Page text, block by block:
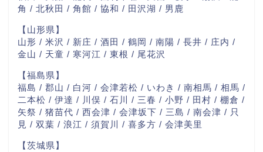
角 / 北秋田 / 角館 / 協和 / 田沢湖 / 男鹿
【山形県】
山形 / 米沢 / 新庄 / 酒田 / 鶴岡 / 南陽 / 長井 / 庄内 /
金山 / 天童 / 寒河江 / 東根 / 尾花沢
【福島県】
福島 / 郡山 / 白河 / 会津若松 / いわき / 南相馬 / 相馬 /
二本松 / 伊達 / 川俣 / 石川 / 三春 / 小野 / 田村 / 棚倉 /
矢祭 / 猪苗代 / 西会津 / 会津坂下 / 三島 / 南会津 / 只
見 / 双葉 / 浪江 / 須賀川 / 喜多方 / 会津美里
【茨城県】